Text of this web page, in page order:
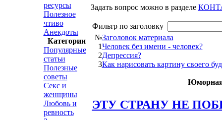
ресурсы
Полезное
чтиво
Анекдоты
Категории
Популярные
статьи
Полезные
советы
Секс и
женщины
Любовь и
ревность
Задать вопрос можно в разделе
Фильтр по заголовку
№Заголовок материала
1Человек без имени - человек?
2Депрессия?
3Как нарисовать картину своего
Юморная
ЭТУ СТРАНУ НЕ